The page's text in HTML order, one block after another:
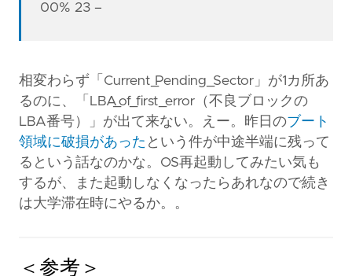
00% 23 –
相変わらず「Current_Pending_Sector」が1カ所あ
るのに、「LBA_of_first_error（不良ブロックの
LBA番号）」が出て来ない。えー。昨日のブート
領域に破損があった という件が中途半端に残って
るという話なのかな。OS再起動してみたい気も
するが、また起動しなくなったらあれなので続き
は大学滞在時にやるか。。
＜参考＞